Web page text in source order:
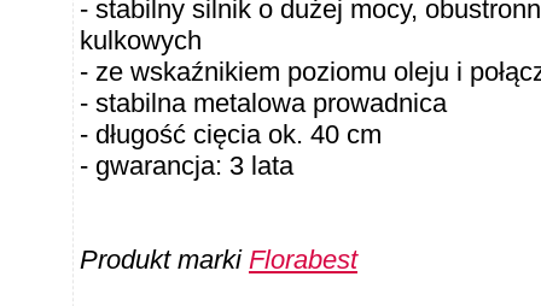
- stabilny silnik o dużej mocy,
kulkowych
- ze wskaźnikiem poziomu oleju i
- stabilna metalowa prowadnica
- długość cięcia ok. 40 cm
- gwarancja: 3 lata
Produkt marki Florabest